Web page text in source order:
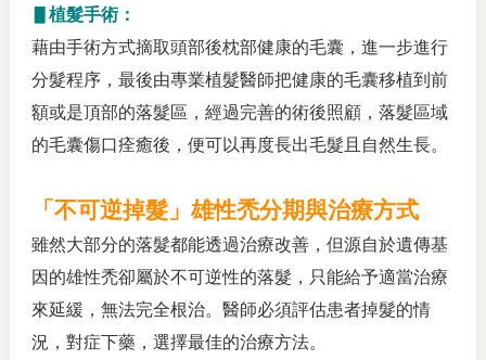
▋植髮手術：
藉由手術方式摘取頭部後枕部健康的毛囊，進一步進行
分髮程序，最後由專業植髮醫師把健康的毛囊移植到前
額或是頂部的落髮區，經過完善的術後照顧，落髮區域
的毛囊傷口痊癒後，便可以再度長出毛髮且自然生長。
「不可逆掉髮」雄性禿分期與治療方式
雖然大部分的落髮都能透過治療改善，但源自於遺傳基
因的雄性禿卻屬於不可逆性的落髮，只能給予適當治療
來延緩，無法完全根治。醫師必須評估患者掉髮的情
況，對症下藥，選擇最佳的治療方法。